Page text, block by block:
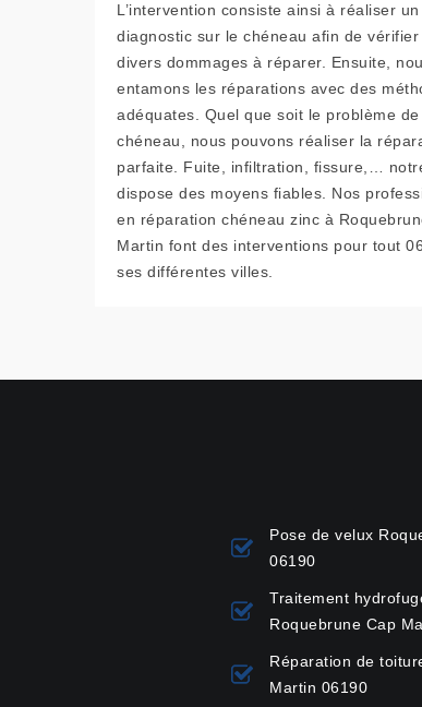
L’intervention consiste ainsi à réaliser un
diagnostic sur le chéneau afin de vérifier
divers dommages à réparer. Ensuite,
entamons les réparations avec des
adéquates. Quel que soit le problème de
chéneau, nous pouvons réaliser la
parfaite. Fuite, infiltration, fissure,…
dispose des moyens fiables. Nos
en réparation chéneau zinc à
Martin font des interventions pour tout
ses différentes villes.
Pose de velux
06190
Traitement
Roquebrune Cap
Réparation de
Martin 06190